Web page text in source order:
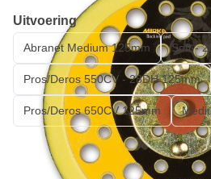
Uitvoering
Abranet Medium 125mm Soft -
Pros/Deros 550CV - 28DH 125mm
Pros/Deros 650CV 125mm
€ 54,14
incl. BTW